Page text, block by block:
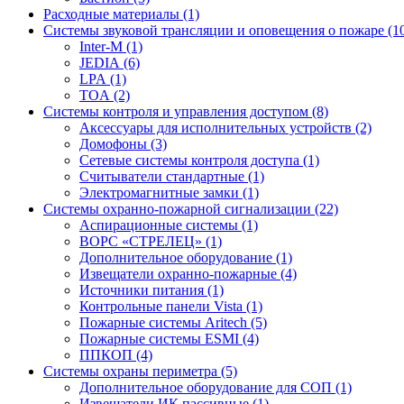
Расходные материалы (1)
Системы звуковой трансляции и оповещения о пожаре
Inter-M (1)
JEDIA (6)
LPA (1)
TOA (2)
Системы контроля и управления доступом (8)
Аксессуары для исполнительных устройств (2)
Домофоны (3)
Сетевые системы контроля доступа (1)
Считыватели стандартные (1)
Электромагнитные замки (1)
Системы охранно-пожарной сигнализации (22)
Аспирационные системы (1)
ВОРС «СТРЕЛЕЦ» (1)
Дополнительное оборудование (1)
Извещатели охранно-пожарные (4)
Источники питания (1)
Контрольные панели Vista (1)
Пожарные системы Aritech (5)
Пожарные системы ESMI (4)
ППКОП (4)
Системы охраны периметра (5)
Дополнительное оборудование для СОП (1)